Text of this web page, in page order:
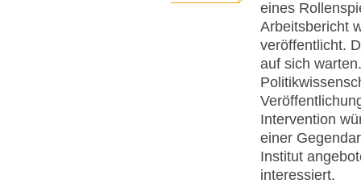
eines
Arbeitsbericht
veröffentlicht.
auf sich
Intervention
einer
Institut
interessiert.